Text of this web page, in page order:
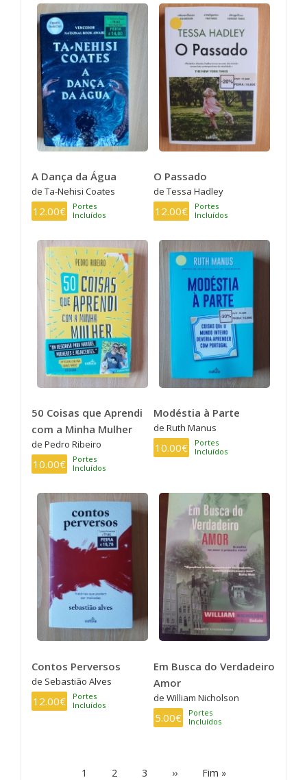
A Dança da Água
de Ta-Nehisi Coates
12.00€
Portes
Incluídos
O Passado
de Tessa Hadley
12.00€
Portes
Incluídos
50 Coisas que Aprendi
com a Minha Mulher
de Pedro Ribeiro
10.00€
Portes
Incluídos
Modéstia à Parte
de Ruth Manus
10.00€
Portes
Incluídos
Contos Perversos
de Sebastião Alves
12.00€
Portes
Incluídos
Em Busca do Verdadeiro
Amor
de William Nicholson
5.00€
Portes
Incluídos
Current
1 Page
2 Page
3 Next
›› Last
Fim »